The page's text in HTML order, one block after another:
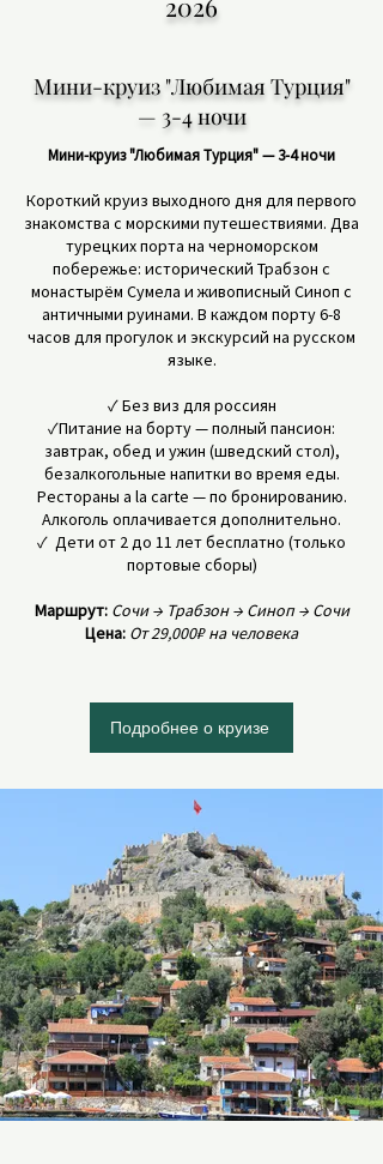
Мини-круиз "Любимая Турция"
— 3-4 ночи
Мини-круиз "Любимая Турция" — 3-4 ночи
Короткий круиз выходного дня для первого
знакомства с морскими путешествиями. Два
турецких порта на черноморском
побережье: исторический Трабзон с
монастырём Сумела и живописный Синоп с
античными руинами. В каждом порту 6-8
часов для прогулок и экскурсий на русском
языке.
✓ Без виз для россиян
✓Питание на борту — полный пансион:
завтрак, обед и ужин (шведский стол),
безалкогольные напитки во время еды.
Рестораны a la carte — по бронированию.
Алкоголь оплачивается дополнительно.
✓ Дети от 2 до 11 лет бесплатно (только
портовые сборы)
Маршрут: Сочи → Трабзон → Синоп → Сочи
Цена: От 29,000₽ на человека
Подробнее о круизе